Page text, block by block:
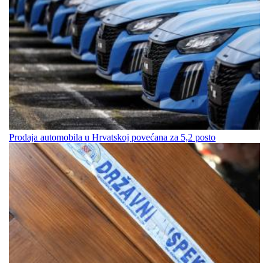
Prodaja automobila u Hrvatskoj povećana za 5,2 posto